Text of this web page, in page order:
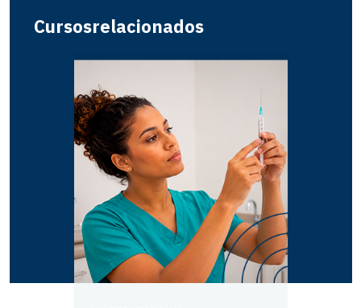
Cursosrelacionados